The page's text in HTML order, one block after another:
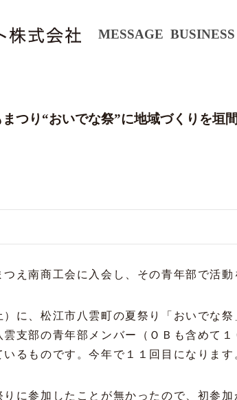
MESSAGE BUSINESS
つり“おいでな祭”に地域づくりを垣
え南商工会に入会し、その青年部で活動
）に、松江市八雲町の夏祭り「おいでな
支部の青年部メンバー（ＯＢも含めて
るものです。今年で１１回目になります
に参加したことが無かったので、初参加